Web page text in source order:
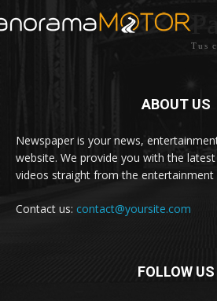
Tus
ABOUT US
Newspaper is your news,
website. We provide you with the
videos straight from the entertainment
Contact us: contact@yoursite.com
FOLLOW US